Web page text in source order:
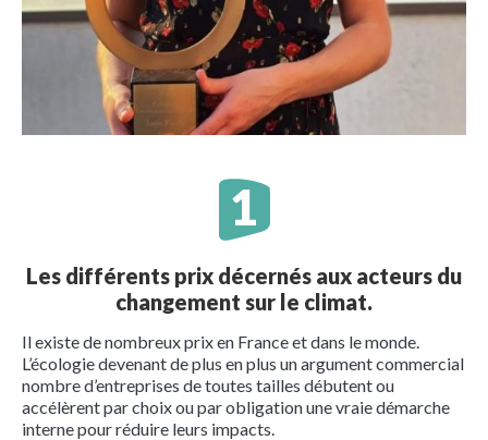
Les différents prix décernés aux acteurs du
changement sur le climat.
Il existe de nombreux prix en France et dans le monde.
L’écologie devenant de plus en plus un argument commercial
nombre d’entreprises de toutes tailles débutent ou
accélèrent par choix ou par obligation une vraie démarche
interne pour réduire leurs impacts.